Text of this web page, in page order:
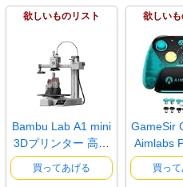
欲しいものリスト
Bambu Lab A1 mini
3Dプリンター 高速
高精度 ..
買ってあげる
欲しいも
GameSir
Aimlabs
レス
買っ